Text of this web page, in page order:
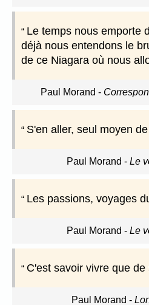
Le temps nous emporte
déjà nous entendons le
de ce Niagara où nous
Paul Morand -
S'en aller, seul moyen
Paul Morand - Le
Les passions, voyages
Paul Morand - Le
C'est savoir vivre que
Paul Morand -